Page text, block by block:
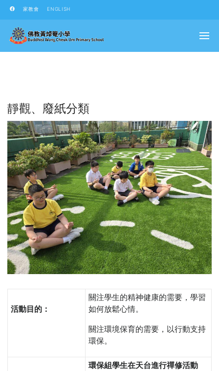
家教會 ENGLISH
靜觀、廢紙分類
活動目的：
關注學生的精神健康的需要，學習
如何放鬆心情。
關注環境保育的需要，以行動支持
環保。
環保組學生在天台進行禪修活動